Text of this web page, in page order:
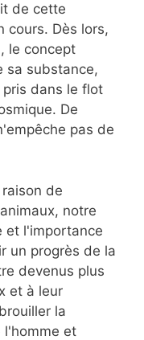
de cette
cours. Dès lors,
le concept
sa substance,
dans le flot
De
pas de
de
notre
et l'importance
un progrès de la
devenus plus
et à leur
la
l'homme et